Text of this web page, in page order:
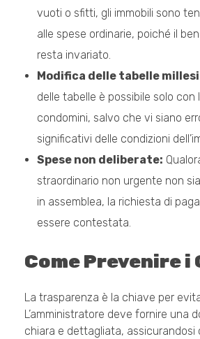
vuoti o sfitti, gli immobili sono
alle spese ordinarie, poiché il
resta invariato.
Modifica delle tabelle
delle tabelle è possibile solo con
condomini, salvo che vi siano
significativi delle condizioni
Spese non deliberate:
straordinario non urgente non
in assemblea, la richiesta di
essere contestata.
Come Prevenire
La trasparenza è la chiave per
L’amministratore deve fornire una
chiara e dettagliata, assicurandosi